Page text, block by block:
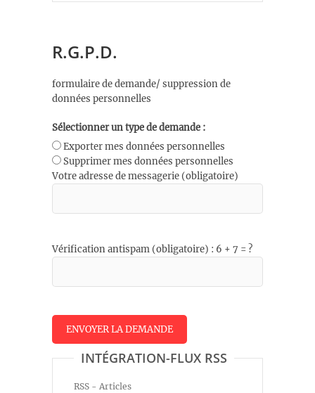
R.G.P.D.
formulaire de demande/ suppression de
données personnelles
Sélectionner un type de demande :
Exporter mes données personnelles
Supprimer mes données personnelles
Votre adresse de messagerie (obligatoire)
Vérification antispam (obligatoire) : 6 + 7 = ?
INTÉGRATION-FLUX RSS
RSS - Articles